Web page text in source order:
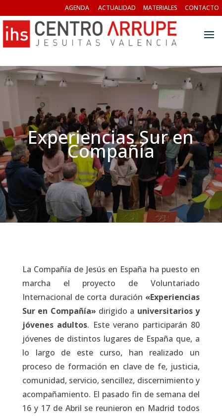
AGENDA ACTUALIDAD MATERIALES CONTACTO
Experiencias Sur en
Compañía
La Compañía de Jesús en España ha puesto en
marcha el proyecto de Voluntariado
Internacional de corta duración «Experiencias
Sur en Compañía» dirigido a universitarios y
jóvenes adultos. Este verano participarán 80
jóvenes de distintos lugares de España que, a
lo largo de este curso, han realizado un
proceso de formación en clave de fe, justicia,
comunidad, servicio, sencillez, discernimiento y
acompañamiento. El pasado fin de semana del
16 y 17 de Abril se reunieron en Madrid todos